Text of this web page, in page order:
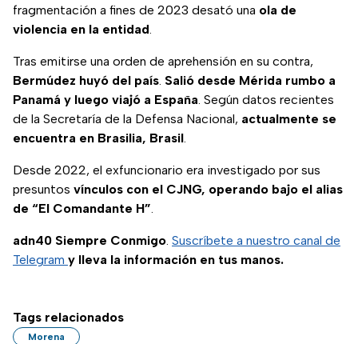
fragmentación a fines de 2023 desató una ola de
violencia en la entidad.
Tras emitirse una orden de aprehensión en su contra,
Bermúdez huyó del país. Salió desde Mérida rumbo a
Panamá y luego viajó a España. Según datos recientes
de la Secretaría de la Defensa Nacional, actualmente se
encuentra en Brasilia, Brasil.
Desde 2022, el exfuncionario era investigado por sus
presuntos vínculos con el CJNG, operando bajo el alias
de “El Comandante H”.
adn40 Siempre Conmigo. Suscríbete a nuestro canal de
Telegram y lleva la información en tus manos.
Tags relacionados
Morena